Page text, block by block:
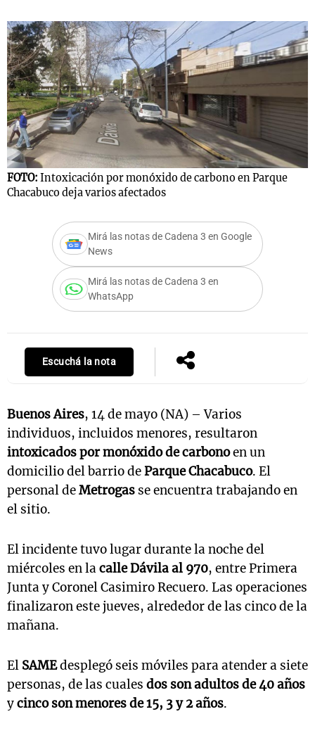
FOTO: Intoxicación por monóxido de carbono en Parque
Chacabuco deja varios afectados
Mirá las notas de Cadena 3 en Google
News
Mirá las notas de Cadena 3 en
WhatsApp
Escuchá la nota
Buenos Aires, 14 de mayo (NA) – Varios
individuos, incluidos menores, resultaron
intoxicados por monóxido de carbonoen un
domicilio del barrio deParque Chacabuco. El
personal deMetrogas se encuentra trabajando en
el sitio.
El incidente tuvo lugar durante la noche del
miércoles en lacalle Dávila al 970, entre Primera
Junta y Coronel Casimiro Recuero. Las operaciones
finalizaron este jueves, alrededor de las cinco de la
mañana.
El SAMEdesplegó seis móviles para atender a siete
personas, de las cuales dos son adultos de 40 años
ycinco son menores de 15, 3 y 2 años.